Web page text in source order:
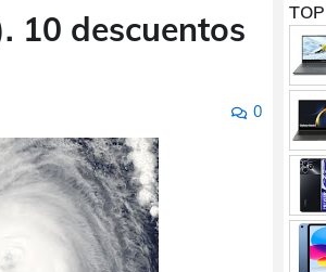
10 descuentos
0